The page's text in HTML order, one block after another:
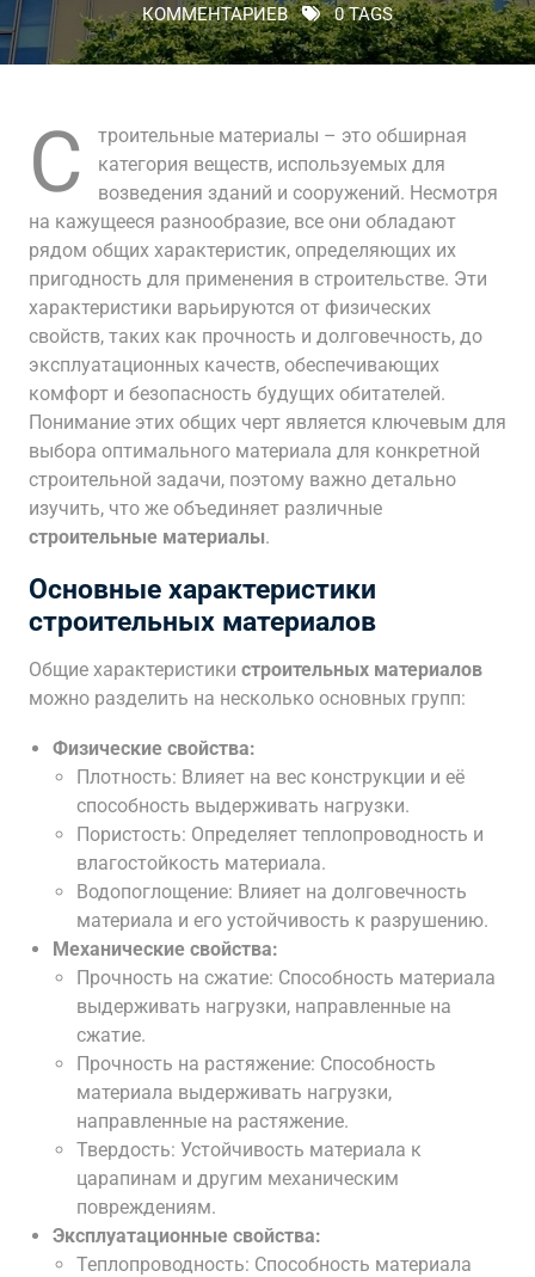
КОММЕНТАРИЕВ
0 TAGS
С
троительные материалы – это обширная
категория веществ, используемых для
возведения зданий и сооружений. Несмотря
на кажущееся разнообразие, все они обладают
рядом общих характеристик, определяющих их
пригодность для применения в строительстве. Эти
характеристики варьируются от физических
свойств, таких как прочность и долговечность, до
эксплуатационных качеств, обеспечивающих
комфорт и безопасность будущих обитателей.
Понимание этих общих черт является ключевым для
выбора оптимального материала для конкретной
строительной задачи, поэтому важно детально
изучить, что же объединяет различные
строительные материалы.
Основные характеристики
строительных материалов
Общие характеристики строительных материалов
можно разделить на несколько основных групп:
Физические свойства:
Плотность: Влияет на вес конструкции и её
способность выдерживать нагрузки.
Пористость: Определяет теплопроводность и
влагостойкость материала.
Водопоглощение: Влияет на долговечность
материала и его устойчивость к разрушению.
Механические свойства:
Прочность на сжатие: Способность материала
выдерживать нагрузки, направленные на
сжатие.
Прочность на растяжение: Способность
материала выдерживать нагрузки,
направленные на растяжение.
Твердость: Устойчивость материала к
царапинам и другим механическим
повреждениям.
Эксплуатационные свойства:
Теплопроводность: Способность материала